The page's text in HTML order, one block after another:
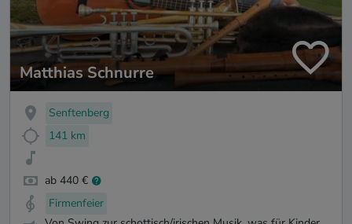
Matthias Schnurre
Senftenberg
141 km
ab 440 €
Firmenfeier